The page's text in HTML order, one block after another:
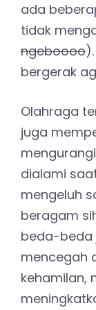
ada
tidak
ngeboooo
bergerak
Olahraga
juga
dialami
mengeluh
beragam
beda-beda
mencegah
kehamilan,